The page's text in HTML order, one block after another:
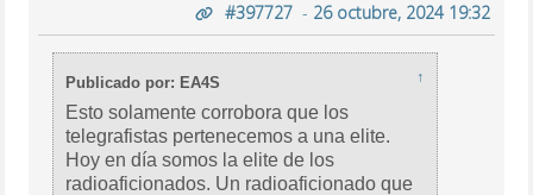
#397727- 26 octubre, 2024 19:32
Publicado por: EA4S ↑
Esto solamente corrobora que los
telegrafistas pertenecemos a una elite.
Hoy en día somos la elite de los
radioaficionados. Un radioaficionado que